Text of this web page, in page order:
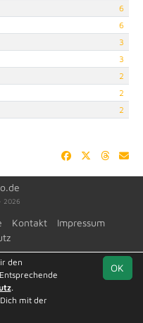
6
6
3
3
2
2
2
2026
Kontakt
Impressum
OK
den
.
mit der